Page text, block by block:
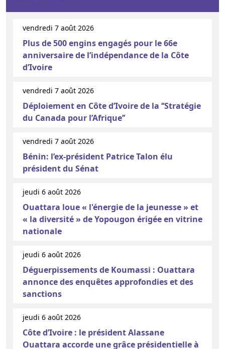
vendredi 7 août 2026
Plus de 500 engins engagés pour le 66e
anniversaire de l’indépendance de la Côte
d’Ivoire
vendredi 7 août 2026
Déploiement en Côte d’Ivoire de la ‘‘Stratégie
du Canada pour l’Afrique’’
vendredi 7 août 2026
Bénin: l’ex-président Patrice Talon élu
président du Sénat
jeudi 6 août 2026
Ouattara loue « l'énergie de la jeunesse » et
« la diversité » de Yopougon érigée en vitrine
nationale
jeudi 6 août 2026
Déguerpissements de Koumassi : Ouattara
annonce des enquêtes approfondies et des
sanctions
jeudi 6 août 2026
Côte d’Ivoire : le président Alassane
Ouattara accorde une grâce présidentielle à